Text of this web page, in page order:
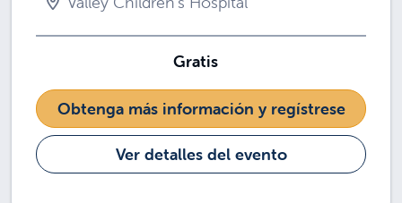
Gratis
Obtenga más información y regístrese
Ver detalles del evento